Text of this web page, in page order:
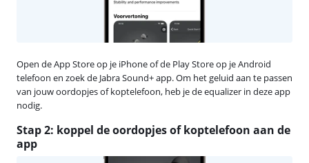
Open de App Store op je iPhone of de Play Store op je Android
telefoon en zoek de Jabra Sound+ app. Om het geluid aan te passen
van jouw oordopjes of koptelefoon, heb je de equalizer in deze app
nodig.
Stap 2: koppel de oordopjes of koptelefoon aan de
app